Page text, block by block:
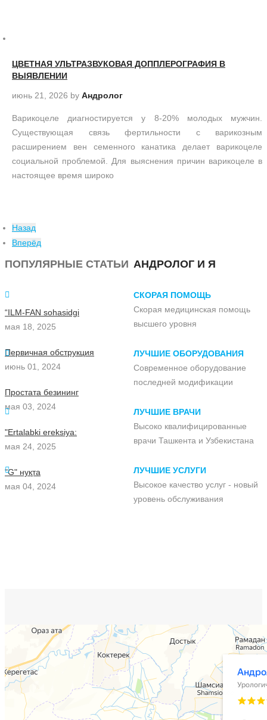
ЦВЕТНАЯ УЛЬТРАЗВУКОВАЯ ДОППЛЕРОГРАФИЯ В
ВЫЯВЛЕНИИ
июнь 21, 2026 by Андролог
Варикоцеле диагностируется у 8-20% молодых мужчин.
Существующая связь фертильности с варикозным
расширением вен семенного канатика делает варикоцеле
социальной проблемой. Для выяснения причин варикоцеле в
настоящее время широко
Назад
Вперёд
ПОПУЛЯРНЫЕ СТАТЬИ
“ILM-FAN sohasidgi
мая 18, 2025
Первичная обструкция
июнь 01, 2024
Простата безининг
мая 03, 2024
"Ertalabki ereksiya:
мая 24, 2025
"G" нуқта
мая 04, 2024
АНДРОЛОГ И Я
СКОРАЯ ПОМОЩЬ
Скорая медицинская помощь
высшего уровня
ЛУЧШИЕ ОБОРУДОВАНИЯ
Современное оборудование
последней модификации
ЛУЧШИЕ ВРАЧИ
Высоко квалифицированные
врачи Ташкента и Узбекистана
ЛУЧШИЕ УСЛУГИ
Высокое качество услуг - новый
уровень обслуживания